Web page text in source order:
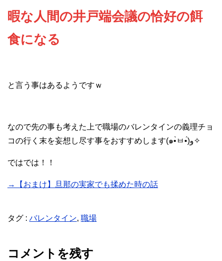
暇な人間の井戸端会議の恰好の餌
食になる
と言う事はあるようですｗ
なので先の事も考えた上で職場のバレンタインの義理チョ
コの行く末を妄想し尽す事をおすすめします(๑•̀ㅂ•́)و✧
ではでは！！
→【おまけ】旦那の実家でも揉めた時の話
タグ : バレンタイン, 職場
コメントを残す